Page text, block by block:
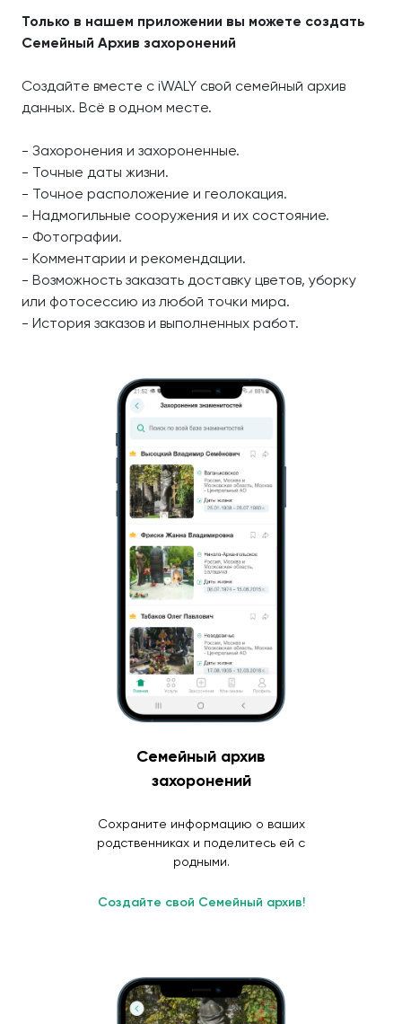
Только в нашем приложении вы можете создать
Семейный Архив захоронений
Создайте вместе с iWALY свой семейный архив
данных. Всё в одном месте.
- Захоронения и захороненные.
- Точные даты жизни.
- Точное расположение и геолокация.
- Надмогильные сооружения и их состояние.
- Фотографии.
- Комментарии и рекомендации.
- Возможность заказать доставку цветов, уборку
или фотосессию из любой точки мира.
- История заказов и выполненных работ.
Семейный архив
захоронений
Сохраните информацию о ваших
родственниках и поделитесь ей с
родными.
Создайте свой Семейный архив!